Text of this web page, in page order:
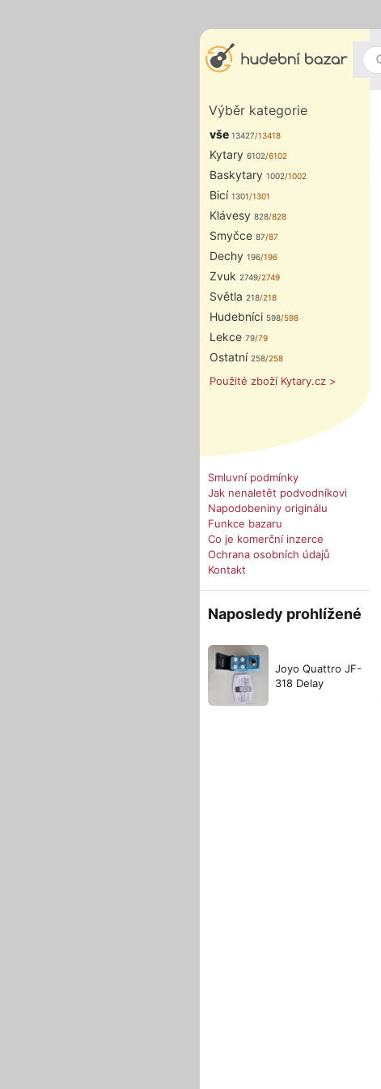
Výběr kategorie
vše 13427/13418
Kytary 6102/6102
Baskytary 1002/1002
Bicí 1301/1301
Klávesy 828/828
Smyčce 87/87
Dechy 196/196
Zvuk 2749/2749
Světla 218/218
Hudebníci 598/598
Lekce 79/79
Ostatní 258/258
Použité zboží Kytary.cz >
Smluvní podmínky
Jak nenaletět podvodníkovi
Napodobeniny originálu
Funkce bazaru
Co je komerční inzerce
Ochrana osobních údajů
Kontakt
Naposledy prohlížené
Joyo Quattro JF-
318 Delay